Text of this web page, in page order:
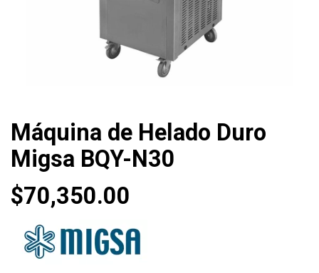
Máquina de Helado Duro
Migsa BQY-N30
$70,350.00